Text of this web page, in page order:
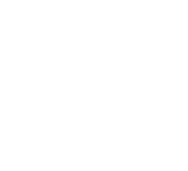
ami à
photo